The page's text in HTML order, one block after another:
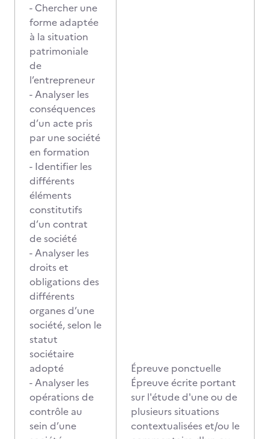
- Chercher une
forme adaptée
à la situation
patrimoniale
de
l’entrepreneur
- Analyser les
conséquences
d’un acte pris
par une société
en formation
- Identifier les
différents
éléments
constitutifs
d’un contrat
de société
- Analyser les
droits et
obligations des
différents
organes d’une
société, selon le
statut
sociétaire
adopté
- Analyser les
opérations de
contrôle au
sein d’une
Épreuve ponctuelle
Épreuve écrite portant
sur l'étude d'une ou de
plusieurs situations
contextualisées et/ou le